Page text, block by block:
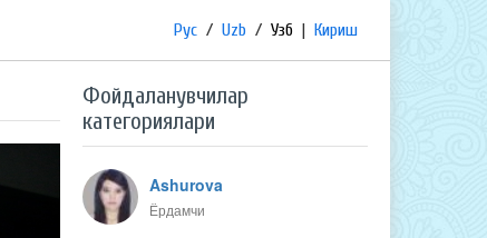
Рус / Uzb / Узб | Кириш
Фойдаланувчилар
категориялари
Ashurova
Ёрдамчи